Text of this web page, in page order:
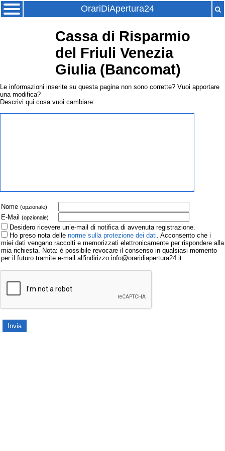
OrariDiApertura24
Cassa di Risparmio
del Friuli Venezia
Giulia (Bancomat)
Le informazioni inserite su questa pagina non sono corrette? Vuoi apportare
una modifica?
Descrivi qui cosa vuoi cambiare:
Nome (opzionale)
E-Mail (opzionale)
Desidero ricevere un’e-mail di notifica di avvenuta registrazione.
Ho preso nota delle norme sulla protezione dei dati. Acconsento che i
miei dati vengano raccolti e memorizzati elettronicamente per rispondere alla
mia richiesta. Nota: è possibile revocare il consenso in qualsiasi momento
per il futuro tramite e-mail all'indirizzo info@oraridiapertura24.it